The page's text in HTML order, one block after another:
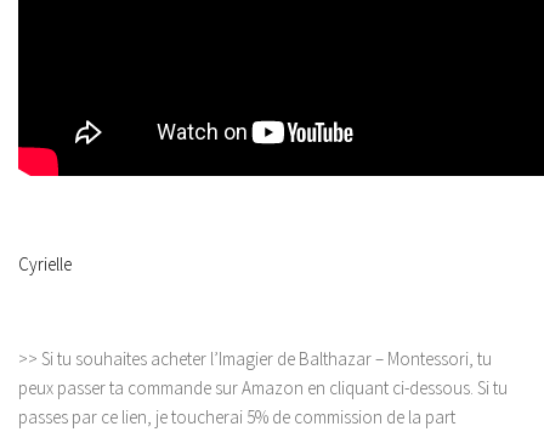
Cyrielle
>> Si tu souhaites acheter l’Imagier de Balthazar – Montessori, tu
peux passer ta commande sur Amazon en cliquant ci-dessous. Si tu
passes par ce lien, je toucherai 5% de commission de la part